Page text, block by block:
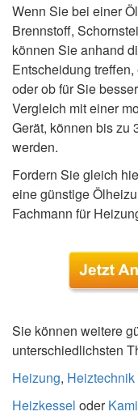
Wenn Sie bei einer
Brennstoff,
können Sie anhand
Entscheidung
oder ob für Sie
Vergleich mit einer
Gerät, können bis zu
werden.
Fordern Sie gleich
eine günstige
Fachmann für
Sie können weitere
unterschiedlichsten
Heizung, Heiztechnik
Heizkessel oder